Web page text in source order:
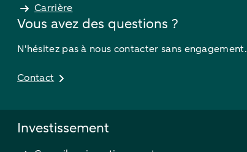
Carrière
Vous avez des questions ?
N'hésitez pas à nous contacter sans engagement.
Contact
Investissement